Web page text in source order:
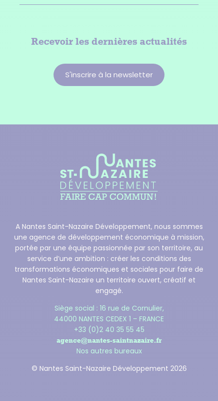
Recevoir les dernières actualités
S'inscrire à la newsletter
A Nantes Saint-Nazaire Développement, nous sommes
une agence de développement économique à mission,
portée par une équipe passionnée par son territoire, au
service d’une ambition : créer les conditions des
transformations économiques et sociales pour faire de
Nantes Saint-Nazaire un territoire ouvert, créatif et
engagé.
Siège social : 16 rue de Cornulier,
44000 NANTES CEDEX 1 – FRANCE
+33 (0)2 40 35 55 45
agence@nantes-saintnazaire.fr
Nos autres bureaux
© Nantes Saint-Nazaire Développement 2026